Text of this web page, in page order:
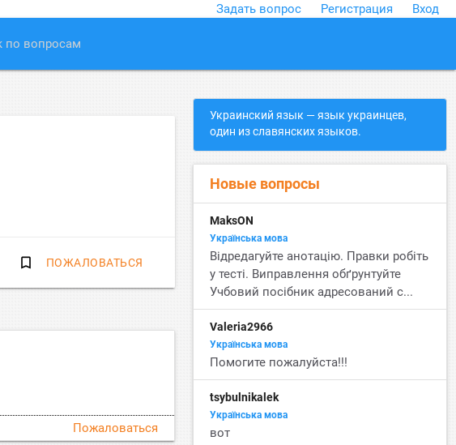
Задать вопрос Регистрация Вход
ПОЖАЛОВАТЬСЯ
bookmark_border
Пожаловаться
Украинский язык — язык украинцев,
один из славянских языков.
Новые вопросы
MaksON
Українська мова
Відредагуйте анотацію. Правки робіть
у тесті. Виправлення обґрунтуйте
Учбовий посібник адресований с...
Valeria2966
Українська мова
Помогите пожалуйста!!!
tsybulnikalek
Українська мова
вот